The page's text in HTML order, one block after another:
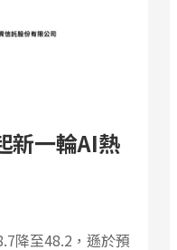
新一輪AI熱
降至48.2，遜於預